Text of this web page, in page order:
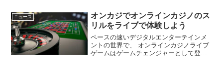
ニュース
オンカジでオンラインカジノのス
リルをライブで体験しよう
ペースの速いデジタルエンターテインメ
ントの世界で、 オンラインカジノライブ
ゲームはゲームチェンジャーとして登場